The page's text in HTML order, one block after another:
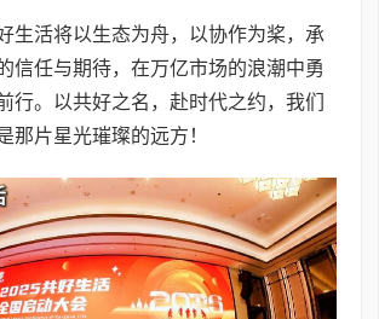
生活将以生态为舟，以协作为桨，承
信任与期待，在万亿市场的浪潮中勇
行。以共好之名，赴时代之约，我们
那片星光璀璨的远方！